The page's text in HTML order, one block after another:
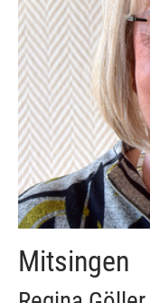
Mitsingen